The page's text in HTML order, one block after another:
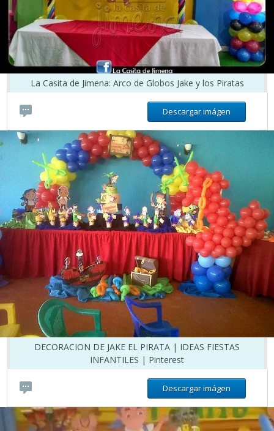
La Casita de Jimena: Arco de Globos Jake y los Piratas
Descargar imágen
DECORACION DE JAKE EL PIRATA | IDEAS FIESTAS
INFANTILES | Pinterest
Descargar imágen